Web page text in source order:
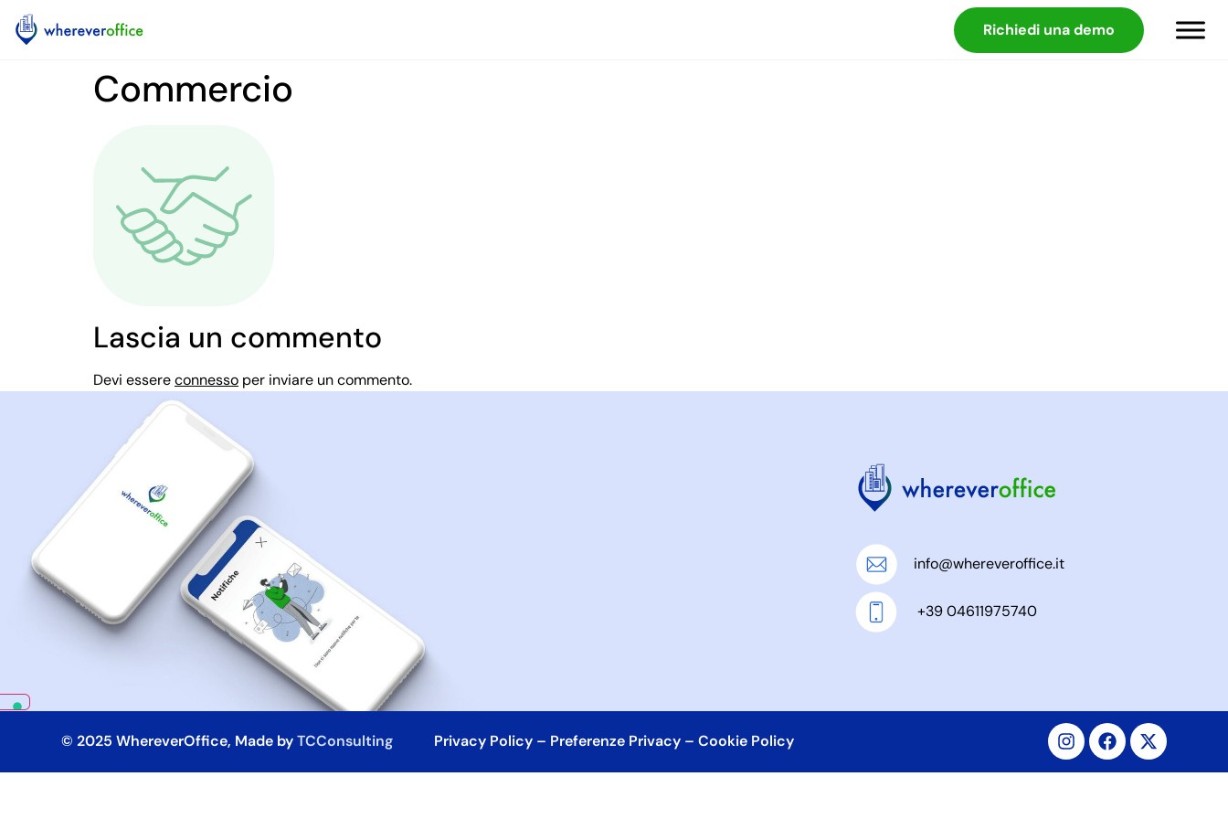
Richiedi una demo
Commercio
Lascia un commento
Devi essereconnesso per inviare un commento.
info@whereveroffice.it
+39 04611975740
© 2025 WhereverOffice, Made byTCConsulting Privacy Policy– Preferenze Privacy– Cookie Policy